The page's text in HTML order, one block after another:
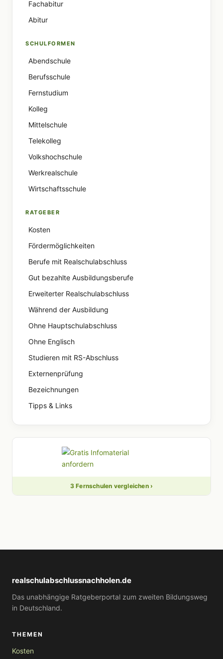
Fachabitur
Abitur
SCHULFORMEN
Abendschule
Berufsschule
Fernstudium
Kolleg
Mittelschule
Telekolleg
Volkshochschule
Werkrealschule
Wirtschaftsschule
RATGEBER
Kosten
Fördermöglichkeiten
Berufe mit Realschulabschluss
Gut bezahlte Ausbildungsberufe
Erweiterter Realschulabschluss
Während der Ausbildung
Ohne Hauptschulabschluss
Ohne Englisch
Studieren mit RS-Abschluss
Externenprüfung
Bezeichnungen
Tipps & Links
3 Fernschulen vergleichen ›
realschulabschlussnachholen.de
Das unabhängige Ratgeberportal zum zweiten Bildungsweg
in Deutschland.
THEMEN
Kosten